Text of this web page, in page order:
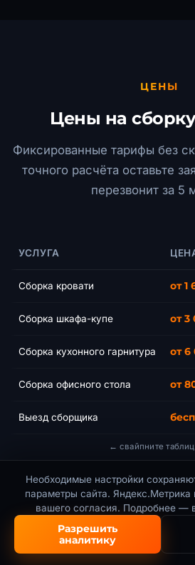
ЦЕНЫ
Цены на
Фиксированные тарифы без
точного расчёта оставьте
перезвонит за 5
УСЛУГА
Сборка кровати от 1
Сборка шкафа-купе от 3
Сборка кухонного гарнитура от 6
Сборка офисного стола от
Выезд сборщика
Итоговая цена всегда уточняется
объёма, этажа, лифта, расстояния
транспорта. Расчёт на сайте
публичной
Необходимые настройки
параметры сайта. Яндекс.Метрика
вашего согласия. Подробнее —
Разрешить
аналитику
Настройки cookies